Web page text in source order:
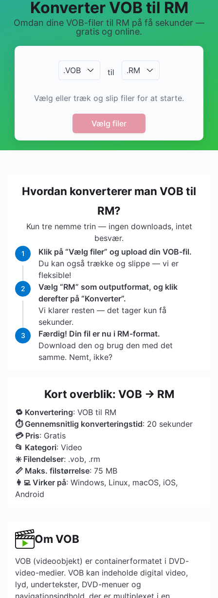
Konverter VOB til RM
Omdan dine VOB-filer til RM på få sekunder —
gratis og online.
.VOB til .RM
Vælg eller træk og slip filer for at starte.
Vælg filer
Hvordan konverterer man VOB til
RM?
Kun tre nemme trin — ingen downloads, intet
besvær.
1
Klik på “Vælg filer” og upload din VOB-fil.
Du kan også trække og slippe — vi er
fleksible!
2
Vælg “RM” som outputformat, og klik
derefter på “Konverter”.
Vi klarer resten — det tager kun få
sekunder.
3
Færdig! Din fil er nu i RM-format.
Download den og brug den med det
samme. Nemt, ikke?
Kort overblik: VOB → RM
🔁 Konvertering: VOB til RM
⏱ Gennemsnitlig konverteringstid: 20 sekunder
💳 Pris: Gratis
📂 Kategori: Video
✳️ Filendelser: .vob, .rm
📏 Maks. filstørrelse: 75 MB
👩‍💻 Virker på: Windows, Linux, macOS, iOS,
Android
Om VOB
VOB (videoobjekt) er containerformatet i DVD-
video-medier. VOB kan indeholde digital video,
lyd, undertekster, DVD-menuer og
navigationsindhold, der er multiplexet i en